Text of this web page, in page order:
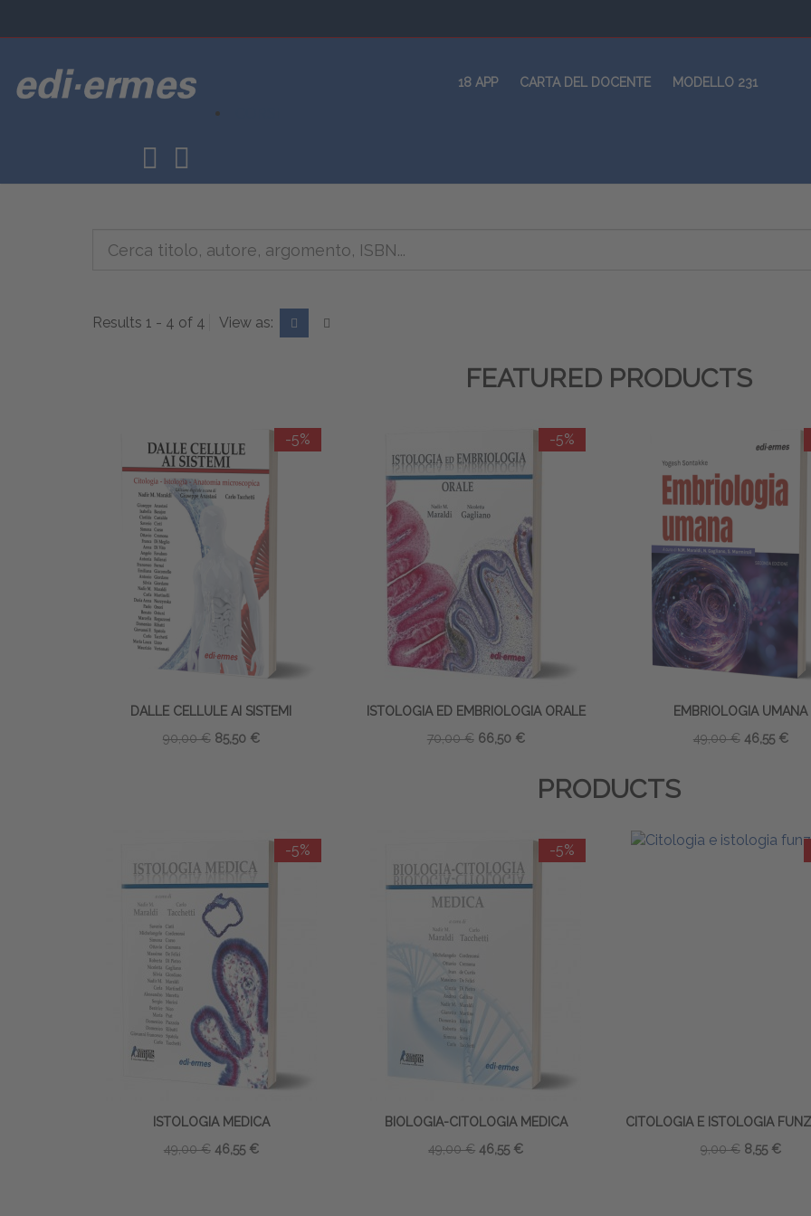
18 APP CARTA DEL DOCENTE MODELLO 231
Results 1 - 4 of 4 View as:
FEATURED PRODUCTS
-5%
DALLE CELLULE AI SISTEMI
90,00 € 85,50 €
-5%
ISTOLOGIA ED EMBRIOLOGIA ORALE
70,00 € 66,50 €
EMBRIOLOGIA UMANA
49,00 € 46,55 €
PRODUCTS
-5%
ISTOLOGIA MEDICA
49,00 € 46,55 €
-5%
BIOLOGIA-CITOLOGIA MEDICA
49,00 € 46,55 €
CITOLOGIA E ISTOLOGIA
9,00 € 8,55 €